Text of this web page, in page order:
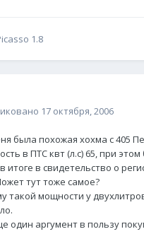
1.8
17 октября, 2006
была похожая хохма с 405
в ПТС квт (л.с) 65, при этом
итоге в свидетельство о
тут тоже самое?
такой мощности у
один аргумент в пользу